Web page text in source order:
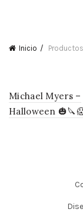
Inicio
Michael Myers –
Halloween